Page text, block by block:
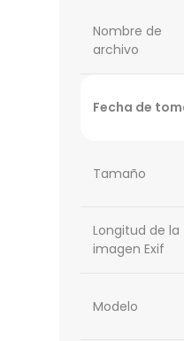
Nombre de
archivo
Fecha de
Tamaño
Longitud de la
imagen Exif
Modelo